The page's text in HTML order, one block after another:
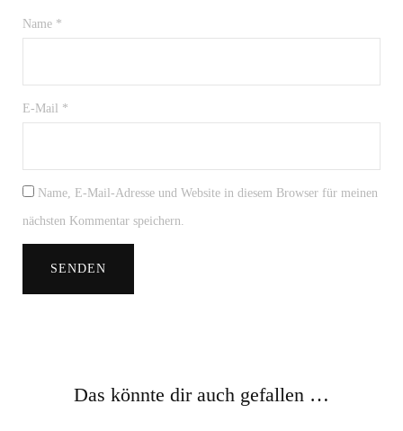
Name *
E-Mail *
Name, E-Mail-Adresse und Website in diesem Browser für meinen
nächsten Kommentar speichern.
Das könnte dir auch gefallen …